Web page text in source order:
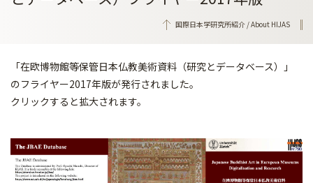
国際日本学研究所紹介 / About HIJAS
「在欧博物館等保管日本仏教美術資料（研究とデータベース）」
のフライヤー2017年版が発行されました。
クリックすると拡大されます。